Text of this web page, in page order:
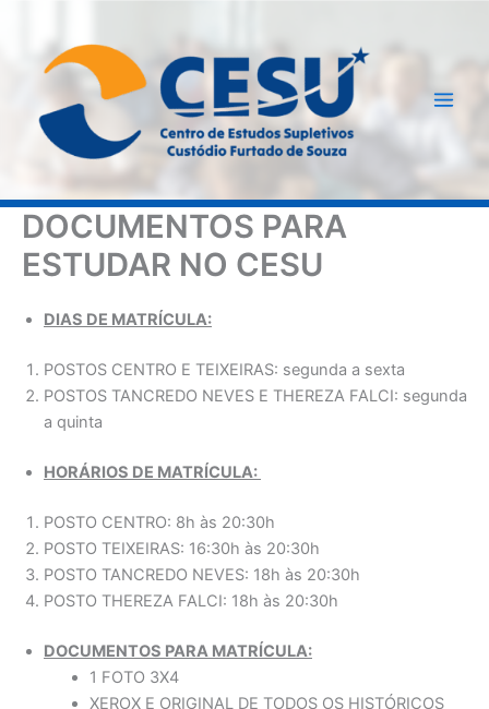
DOCUMENTOS PARA
ESTUDAR NO CESU
DIAS DE MATRÍCULA:
POSTOS CENTRO E TEIXEIRAS: segunda a sexta
POSTOS TANCREDO NEVES E THEREZA FALCI: segunda
a quinta
HORÁRIOS DE MATRÍCULA:
POSTO CENTRO: 8h às 20:30h
POSTO TEIXEIRAS: 16:30h às 20:30h
POSTO TANCREDO NEVES: 18h às 20:30h
POSTO THEREZA FALCI: 18h às 20:30h
DOCUMENTOS PARA MATRÍCULA:
1 FOTO 3X4
XEROX E ORIGINAL DE TODOS OS HISTÓRICOS